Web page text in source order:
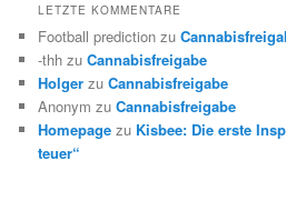
LETZTE KOMMENTARE
Football prediction zu
-thh zuCannabisfreigabe
Holger zuCannabisfreigabe
Anonym zuCannabisfreigabe
Homepage zu Kisbee: Die erste
teuer“